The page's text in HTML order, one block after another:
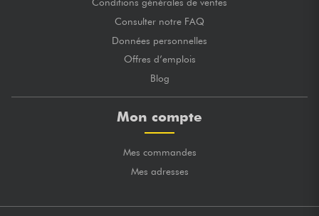
Consulter notre FAQ
Données personnelles
Offres d’emplois
Blog
Mon compte
Mes commandes
Mes adresses